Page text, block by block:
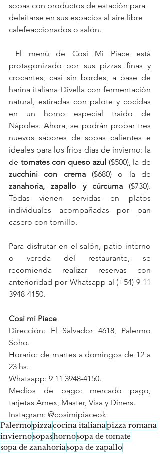
sopas con productos de estación para
deleitarse en sus espacios al aire libre
calefeaccionados o salón.
protagonizado por sus pizzas finas y
crocantes, casi sin bordes, a base de
harina italiana Divella con fermentación
natural, estiradas con palote y cocidas
en un horno especial traído de
Nápoles. Ahora, se podrán probar tres
nuevos sabores de sopas calientes e
ideales para los fríos días de invierno: la
de tomates con queso azul
zucchini con crema
zanahoria, zapallo y cúrcuma ($730).
Todas vienen servidas en platos
individuales acompañadas por pan
casero con tomillo.
Para disfrutar en el salón, patio interno
o vereda del restaurante, se
recomienda realizar reservas con
anterioridad por Whatsapp al (+54) 9 11
3948-4150.
Cosi mi Piace
Dirección: El Salvador 4618, Palermo
Soho.
Horario: de martes a domingos de 12 a
23 hs.
Whatsapp: 9 11 3948-4150.
Medios de pago: mercado pago,
tarjetas Amex, Master, Visa y Diners.
Instagram: @cosimipiaceok
Palermopizzacocina italianapizza romana
inviernosopashornosopa de tomate
sopa de zanahoriasopa de zapallo